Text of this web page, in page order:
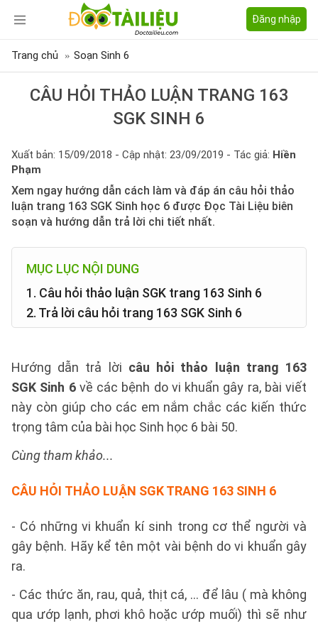
Đăng nhập
Trang chủ Soạn Sinh 6
CÂU HỎI THẢO LUẬN TRANG 163
SGK SINH 6
Xuất bản: 15/09/2018 - Cập nhật: 23/09/2019 - Tác giả: Hiền
Phạm
Xem ngay hướng dẫn cách làm và đáp án câu hỏi thảo
luận trang 163 SGK Sinh học 6 được Đọc Tài Liệu biên
soạn và hướng dẫn trả lời chi tiết nhất.
MỤC LỤC NỘI DUNG
1. Câu hỏi thảo luận SGK trang 163 Sinh 6
2. Trả lời câu hỏi trang 163 SGK Sinh 6
Hướng dẫn trả lời câu hỏi thảo luận trang 163
SGK Sinh 6về các bệnh do vi khuẩn gây ra, bài viết
này còn giúp cho các em nắm chắc các kiến thức
trọng tâm của bài học Sinh học 6 bài 50.
Cùng tham khảo...
CÂU HỎI THẢO LUẬN SGK TRANG 163 SINH 6
- Có những vi khuẩn kí sinh trong cơ thể người và
gây bệnh. Hãy kể tên một vài bệnh do vi khuẩn gây
ra.
- Các thức ăn, rau, quả, thịt cá, … để lâu ( mà không
qua ướp lạnh, phơi khô hoặc ướp muối) thì sẽ như